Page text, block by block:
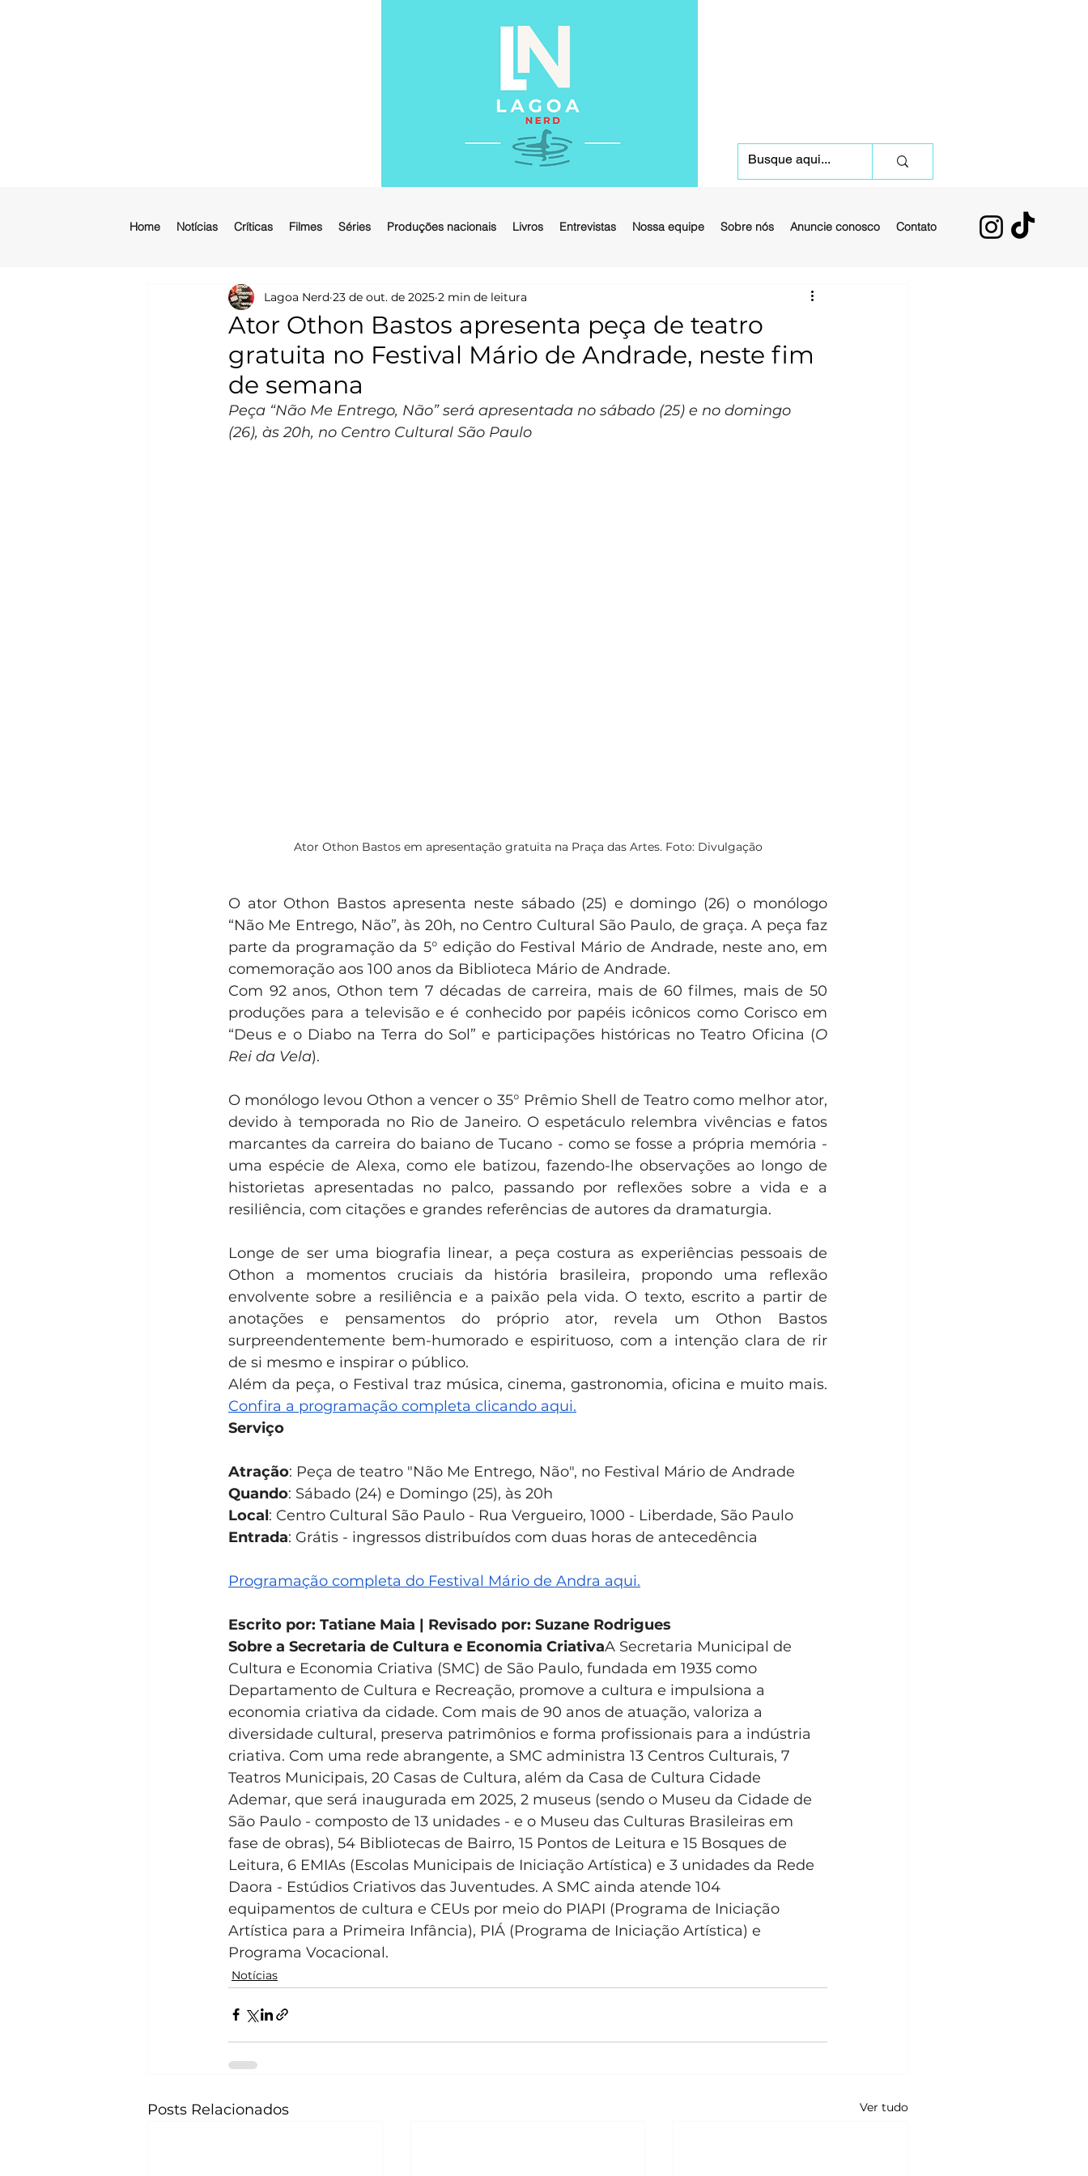
Home Notícias Críticas Filmes Séries Produções nacionais Livros Entrevistas Nossa equipe Sobre nós Anuncie conosco Contato
Ator Othon Bastos apresenta peça de teatro
gratuita no Festival Mário de Andrade, neste fim
de semana
Lagoa Nerd 23 de out. de 2025 2 min de leitura
Peça “Não Me Entrego, Não” será apresentada no sábado (25) e no domingo
(26), às 20h, no Centro Cultural São Paulo
Ator Othon Bastos em apresentação gratuita na Praça das Artes. Foto: Divulgação
O ator Othon Bastos apresenta neste sábado (25) e domingo (26) o monólogo
“Não Me Entrego, Não”, às 20h, no Centro Cultural São Paulo, de graça. A peça faz
parte da programação da 5° edição do Festival Mário de Andrade, neste ano, em
comemoração aos 100 anos da Biblioteca Mário de Andrade.
Com 92 anos, Othon tem 7 décadas de carreira, mais de 60 filmes, mais de 50
produções para a televisão e é conhecido por papéis icônicos como Corisco em
“Deus e o Diabo na Terra do Sol” e participações históricas no Teatro Oficina (O
Rei da Vela).
O monólogo levou Othon a vencer o 35° Prêmio Shell de Teatro como melhor ator,
devido à temporada no Rio de Janeiro. O espetáculo relembra vivências e fatos
marcantes da carreira do baiano de Tucano - como se fosse a própria memória -
uma espécie de Alexa, como ele batizou, fazendo-lhe observações ao longo de
historietas apresentadas no palco, passando por reflexões sobre a vida e a
resiliência, com citações e grandes referências de autores da dramaturgia.
Longe de ser uma biografia linear, a peça costura as experiências pessoais de
Othon a momentos cruciais da história brasileira, propondo uma reflexão
envolvente sobre a resiliência e a paixão pela vida. O texto, escrito a partir de
anotações e pensamentos do próprio ator, revela um Othon Bastos
surpreendentemente bem-humorado e espirituoso, com a intenção clara de rir
de si mesmo e inspirar o público.
Confira a programação completa clicando aqui.
Serviço
Atração: Peça de teatro "Não Me Entrego, Não", no Festival Mário de Andrade
Quando: Sábado (24) e Domingo (25), às 20h
Local: Centro Cultural São Paulo - Rua Vergueiro, 1000 - Liberdade, São Paulo
Entrada: Grátis - ingressos distribuídos com duas horas de antecedência
Programação completa do Festival Mário de Andra aqui.
Escrito por: Tatiane Maia | Revisado por: Suzane Rodrigues
Sobre a Secretaria de Cultura e Economia CriativaA Secretaria Municipal de
Cultura e Economia Criativa (SMC) de São Paulo, fundada em 1935 como
Departamento de Cultura e Recreação, promove a cultura e impulsiona a
economia criativa da cidade. Com mais de 90 anos de atuação, valoriza a
diversidade cultural, preserva patrimônios e forma profissionais para a indústria
criativa. Com uma rede abrangente, a SMC administra 13 Centros Culturais, 7
Teatros Municipais, 20 Casas de Cultura, além da Casa de Cultura Cidade
Ademar, que será inaugurada em 2025, 2 museus (sendo o Museu da Cidade de
São Paulo - composto de 13 unidades - e o Museu das Culturas Brasileiras em
fase de obras), 54 Bibliotecas de Bairro, 15 Pontos de Leitura e 15 Bosques de
Leitura, 6 EMIAs (Escolas Municipais de Iniciação Artística) e 3 unidades da Rede
Daora - Estúdios Criativos das Juventudes. A SMC ainda atende 104
equipamentos de cultura e CEUs por meio do PIAPI (Programa de Iniciação
Artística para a Primeira Infância), PIÁ (Programa de Iniciação Artística) e
Programa Vocacional.
Notícias
Posts Relacionados Ver tudo